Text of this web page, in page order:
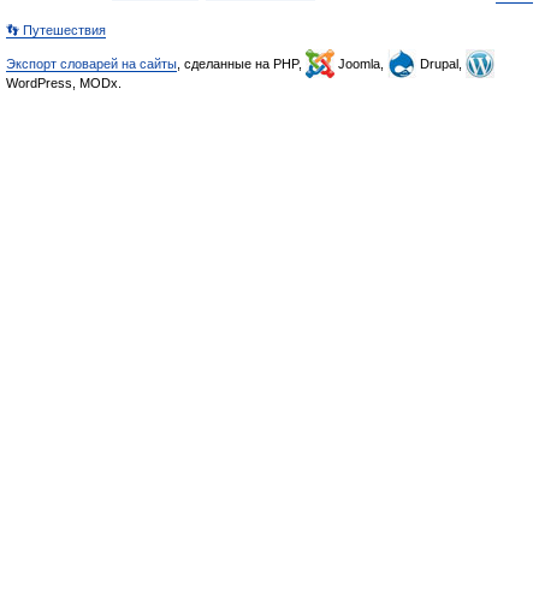
👣 Путешествия
Экспорт словарей на сайты , сделанные на PHP, Joomla,
Drupal,
WordPress, MODx.